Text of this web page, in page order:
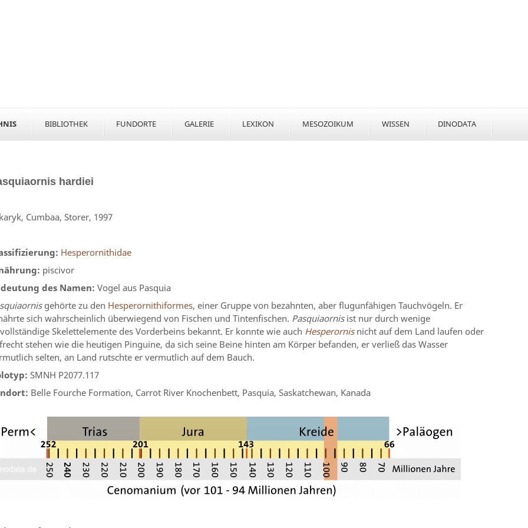
BIBLIOTHEK FUNDORTE GALERIE LEXIKON MESOZOIKUM WISSEN DINODATA
hardiei
Cumbaa, Storer, 1997
Hesperornithidae
piscivor
des Namen: Vogel aus Pasquia
gehörte zu den Hesperornithiformes, einer Gruppe von bezahnten, aber flugunfähigen Tauchvögeln. Er
sich wahrscheinlich überwiegend von Fischen und Tintenfischen. Pasquiaornisist nur durch wenige
Skelettelemente des Vorderbeins bekannt. Er konnte wie auch Hesperornisnicht auf dem Land laufen oder
stehen wie die heutigen Pinguine, da sich seine Beine hinten am Körper befanden, er verließ das Wasser
selten, an Land rutschte er vermutlich auf dem Bauch.
SMNH P2077.117
Belle Fourche Formation, Carrot River Knochenbett, Pasquia, Saskatchewan, Kanada